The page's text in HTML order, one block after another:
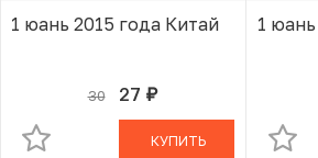
1 юань 2015 года Китай
30 27 руб.
В КОРЗИНЕ
КУПИТЬ
1